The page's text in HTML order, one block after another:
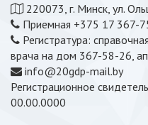
220073, г. Минск, ул.
Приемная +375 17 367-
Регистратура:
врача на дом 367-58-26,
info@20gdp-mail.by
Регистрационное
00.00.0000